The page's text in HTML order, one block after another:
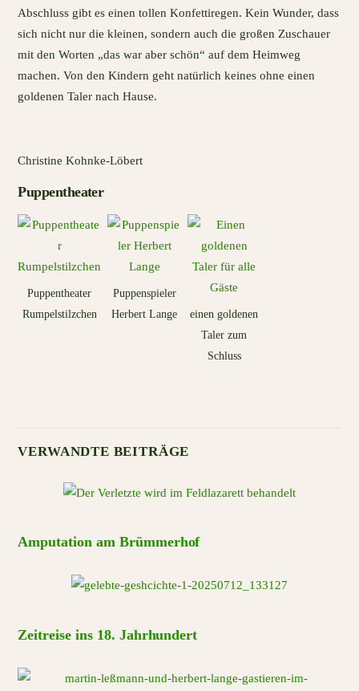
Abschluss gibt es einen tollen Konfettiregen. Kein Wunder, dass
sich nicht nur die kleinen, sondern auch die großen Zuschauer
mit den Worten „das war aber schön“ auf dem Heimweg
machen. Von den Kindern geht natürlich keines ohne einen
goldenen Taler nach Hause.
Christine Kohnke-Löbert
Puppentheater
Puppentheater
Rumpelstilzchen
Puppenspieler
Herbert Lange
einen goldenen
Taler zum
Schluss
VERWANDTE BEITRÄGE
Amputation am Brümmerhof
Zeitreise ins 18. Jahrhundert